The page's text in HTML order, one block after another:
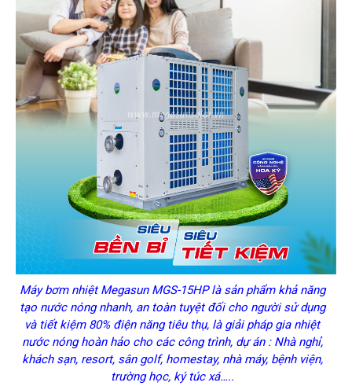
Máy bơm nhiệt Megasun MGS-15HP là sản phẩm khả năng
tạo nước nóng nhanh, an toàn tuyệt đối cho người sử dụng
và tiết kiệm 80% điện năng tiêu thụ, là giải pháp gia nhiệt
nước nóng hoàn hảo cho các công trình, dự án : Nhà nghỉ,
khách sạn, resort, sân golf, homestay, nhà máy, bệnh viện,
trường học, ký túc xá…..